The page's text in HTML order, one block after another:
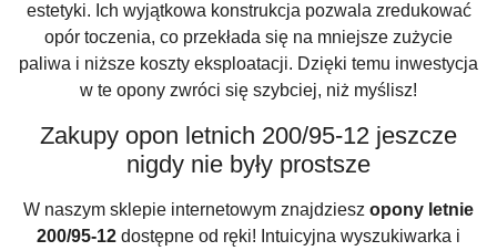
estetyki. Ich wyjątkowa konstrukcja pozwala zredukować
opór toczenia, co przekłada się na mniejsze zużycie
paliwa i niższe koszty eksploatacji. Dzięki temu inwestycja
w te opony zwróci się szybciej, niż myślisz!
Zakupy opon letnich 200/95-12 jeszcze
nigdy nie były prostsze
W naszym sklepie internetowym znajdziesz opony letnie
200/95-12 dostępne od ręki! Intuicyjna wyszukiwarka i